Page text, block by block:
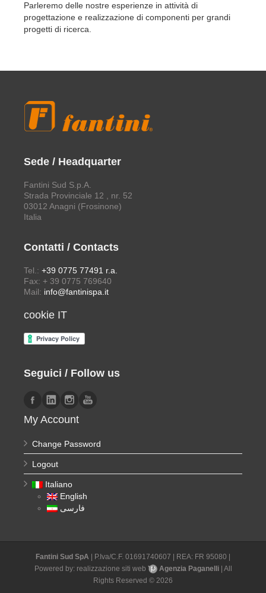
Parleremo delle nostre esperienze in attività di
progettazione e realizzazione di componenti per grandi
progetti di ricerca.
Sede / Headquarter
Fantini Sud S.p.A.
Strada Provinciale 12 , nr. 52
03012 Anagni (Frosinone)
Italia
Contatti / Contacts
Tel.: +39 0775 77491 r.a.
Fax: + 39 0775 769640
Mail: info@fantinispa.it
cookie IT
Seguici / Follow us
My Account
Change Password
Logout
Italiano
English
فارسی
Fantini Sud SpA | P.Iva/C.F. 01691740607 | REA: FR 95080 |
Powered by: realizzazione siti web Agenzia Paganelli| All
Rights Reserved © 2026